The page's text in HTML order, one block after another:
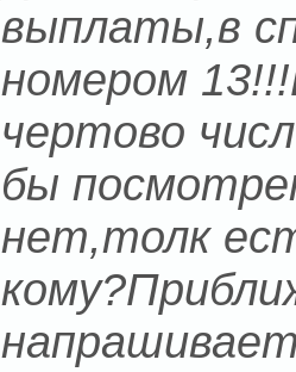
выплаты,в
номером
чертово
бы
нет,толк